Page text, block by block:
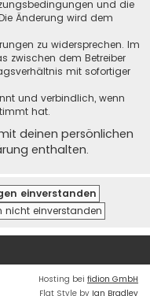
und die
Änderung wird dem
zu widersprechen. Im
zwischen dem Betreiber
mit sofortiger
und verbindlich, wenn
hat.
deinen persönlichen
enthalten.
Hosting bei fidion GmbH
Flat Style by Ian Bradley